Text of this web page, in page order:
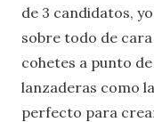
de 3 candidatos,
sobre todo de
cohetes a punto
lanzaderas como
perfecto para